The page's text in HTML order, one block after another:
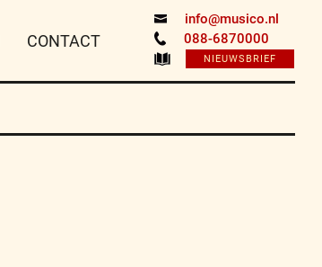
info@musico.nl
088-6870000
NIEUWSBRIEF
CONTACT